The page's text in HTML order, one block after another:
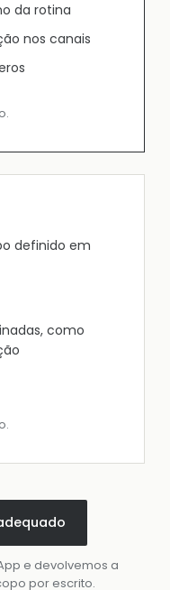
da rotina
nos canais
definido em
como
e devolvemos a
por escrito.